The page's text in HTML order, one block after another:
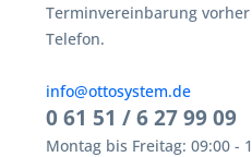
Terminvereinbarung
Telefon.
info@ottosystem.de
0 61 51 / 6 27 99 09
Montag bis Freitag: 09:00 -